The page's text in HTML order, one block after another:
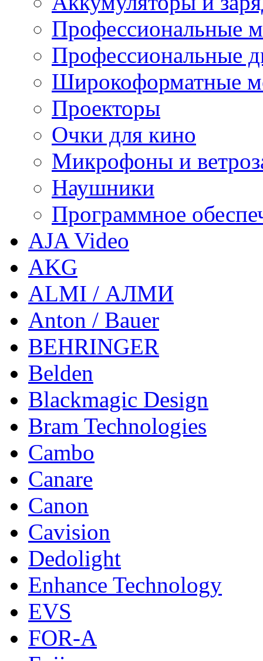
Профессиональные
Профессиональные
Широкоформатные
Проекторы
Очки для кино
Микрофоны и
Наушники
Программное
AJA Video
AKG
ALMI / АЛМИ
Anton / Bauer
BEHRINGER
Belden
Blackmagic Design
Bram Technologies
Cambo
Canare
Canon
Cavision
Dedolight
Enhance Technology
EVS
FOR-A